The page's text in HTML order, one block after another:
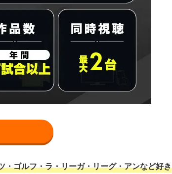
ゴルフ・ラ・リーガ・リーグ・アンなど好き